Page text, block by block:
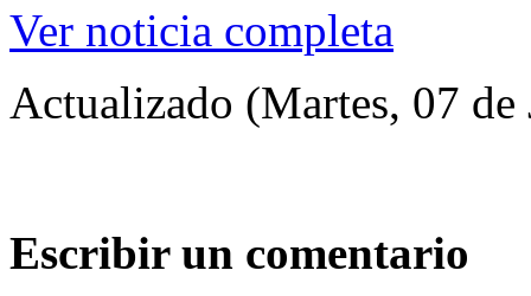
Ver noticia completa
Actualizado (Martes, 07
Escribir un comentario